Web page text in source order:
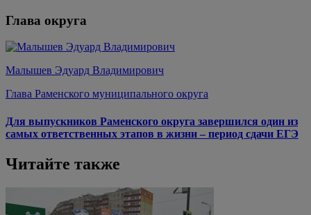
Глава округа
Малышев Эдуард Владимирович
Глава Раменского муниципального округа
Для выпускников Раменского округа завершился один из
самых ответственных этапов в жизни – период сдачи ЕГЭ
Читайте также